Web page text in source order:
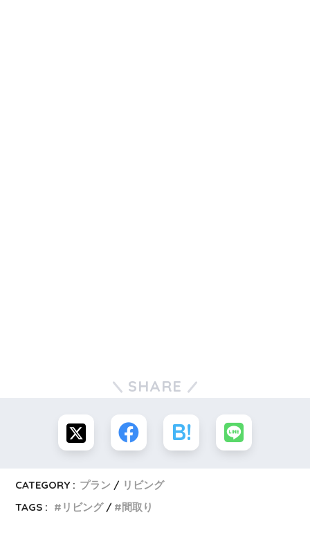
SHARE
CATEGORY : プラン
リビング
TAGS :
リビング 間取り